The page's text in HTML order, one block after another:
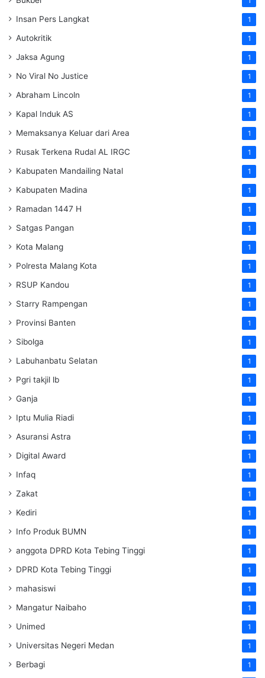
Insan Pers Langkat 1
Autokritik 1
Jaksa Agung 1
No Viral No Justice 1
Abraham Lincoln 1
Kapal Induk AS 1
Memaksanya Keluar dari Area 1
Rusak Terkena Rudal AL IRGC 1
Kabupaten Mandailing Natal 1
Kabupaten Madina 1
Ramadan 1447 H 1
Satgas Pangan 1
Kota Malang 1
Polresta Malang Kota 1
RSUP Kandou 1
Starry Rampengan 1
Provinsi Banten 1
Sibolga 1
Labuhanbatu Selatan 1
Pgri takjil lb 1
Ganja 1
Iptu Mulia Riadi 1
Asuransi Astra 1
Digital Award 1
Infaq 1
Zakat 1
Kediri 1
Info Produk BUMN 1
anggota DPRD Kota Tebing Tinggi 1
DPRD Kota Tebing Tinggi 1
mahasiswi 1
Mangatur Naibaho 1
Unimed 1
Universitas Negeri Medan 1
Berbagi 1